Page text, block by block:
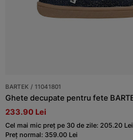
BARTEK / 11041801
233.90 Lei
Cel mai mic preț pe 30 de zile: 205.20 Lei
Preț normal: 359.00 Lei